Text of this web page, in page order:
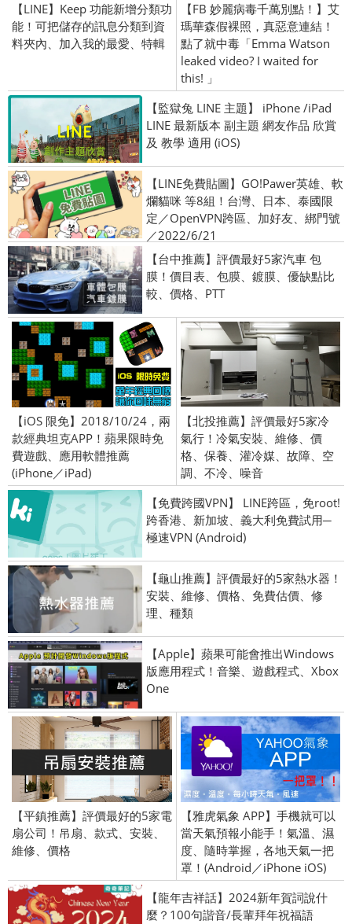
【LINE】Keep 功能新增分類功
能！可把儲存的訊息分類到資
料夾內、加入我的最愛、特輯
【FB 妙麗病毒千萬別點！】艾
瑪華森假裸照，真惡意連結！
點了就中毒「Emma Watson
leaked video? I waited for
this! 」
【監獄兔 LINE 主題】 iPhone /iPad
LINE 最新版本 副主題 網友作品 欣賞
及 教學 適用 (iOS)
【LINE免費貼圖】GO!Pawer英雄、軟
爛貓咪 等8組！台灣、日本、泰國限
定／OpenVPN跨區、加好友、綁門號
／2022/6/21
【台中推薦】評價最好5家汽車 包
膜！價目表、包膜、鍍膜、優缺點比
較、價格、PTT
【iOS 限免】2018/10/24，兩
款經典坦克APP！蘋果限時免
費遊戲、應用軟體推薦
(iPhone／iPad)
【北投推薦】評價最好5家冷
氣行！冷氣安裝、維修、價
格、保養、灌冷媒、故障、空
調、不冷、噪音
【免費跨國VPN】 LINE跨區，免root!
跨香港、新加坡、義大利免費試用─
極速VPN (Android)
【龜山推薦】評價最好的5家熱水器！
安裝、維修、價格、免費估價、修
理、種類
【Apple】蘋果可能會推出Windows
版應用程式！音樂、遊戲程式、Xbox
One
【平鎮推薦】評價最好的5家電
扇公司！吊扇、款式、安裝、
維修、價格
【雅虎氣象 APP】手機就可以
當天氣預報小能手！氣溫、濕
度、隨時掌握，各地天氣一把
罩！(Android／iPhone iOS)
【龍年吉祥話】2024新年賀詞說什
麼？100句諧音/長輩拜年祝福語